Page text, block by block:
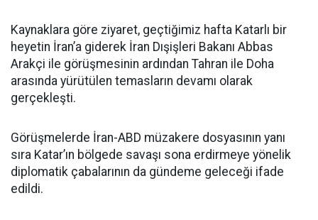
Kaynaklara göre ziyaret, geçtiğimiz hafta Katarlı bir
heyetin İran’a giderek İran Dışişleri Bakanı Abbas
Arakçi ile görüşmesinin ardından Tahran ile Doha
arasında yürütülen temasların devamı olarak
gerçekleşti.
Görüşmelerde İran-ABD müzakere dosyasının yanı
sıra Katar’ın bölgede savaşı sona erdirmeye yönelik
diplomatik çabalarının da gündeme geleceği ifade
edildi.